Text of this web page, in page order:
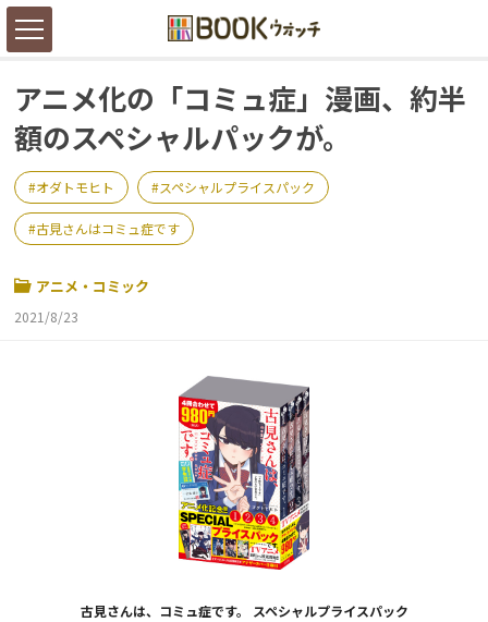
アニメ化の「コミュ症」漫画、約半
額のスペシャルパックが。
オダトモヒト スペシャルプライスパック
古見さんはコミュ症です
アニメ・コミック
2021/8/23
古見さんは、コミュ症です。 スペシャルプライスパック